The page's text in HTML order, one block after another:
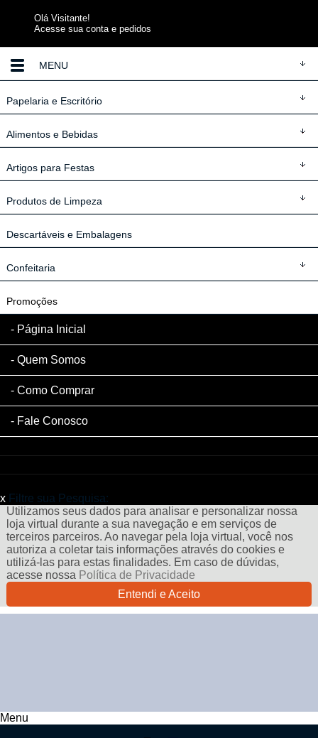
Olá Visitante!
Acesse sua conta e pedidos
MENU
Papelaria e Escritório
Alimentos e Bebidas
Artigos para Festas
Produtos de Limpeza
Descartáveis e Embalagens
Confeitaria
Promoções
Página Inicial
Quem Somos
Como Comprar
Fale Conosco
x Filtre sua Pesquisa:
Utilizamos seus dados para analisar e personalizar nossa
loja virtual durante a sua navegação e em serviços de
terceiros parceiros. Ao navegar pela loja virtual, você nos
autoriza a coletar tais informações através do cookies e
utilizá-las para estas finalidades. Em caso de dúvidas,
acesse nossa Política de Privacidade
Entendi e Aceito
Menu